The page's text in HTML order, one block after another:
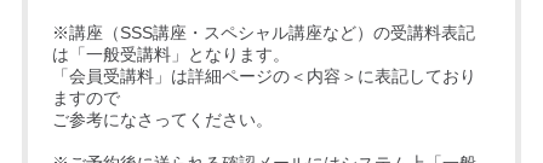
※講座（SSS講座・スペシャル講座など）の受講料表記
は「一般受講料」となります。
「会員受講料」は詳細ページの＜内容＞に表記しており
ますので
ご参考になさってください。